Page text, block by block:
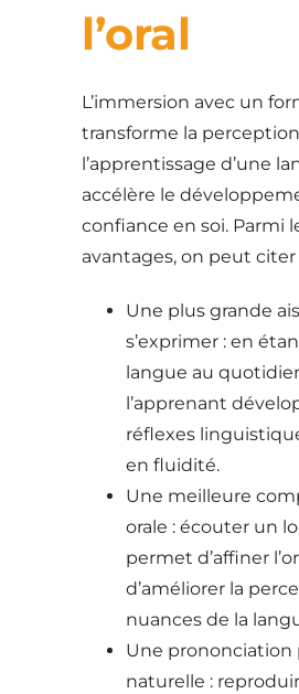
l’oral
L’immersion avec un
transforme la
l’apprentissage d’une
accélère le
confiance en soi. Parmi
avantages, on peut citer
Une plus grande
s’exprimer : en
langue au
l’apprenant
réflexes
en fluidité.
Une meilleure
orale : écouter un
permet d’affiner
d’améliorer la
nuances de la
Une prononciation
naturelle :